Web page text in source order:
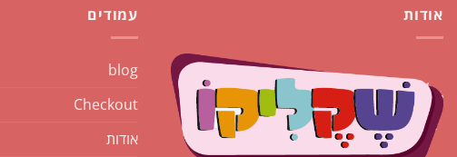
אודות עמודים
blog
Checkout
אודות